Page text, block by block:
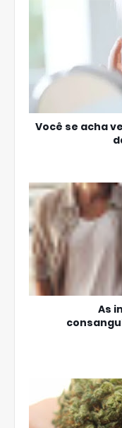
Você se acha
As